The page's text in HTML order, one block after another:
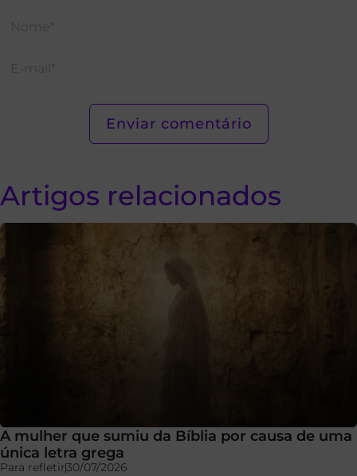
Artigos relacionados
A mulher que sumiu da Bíblia por causa de uma
única letra grega
Para refletir30/07/2026